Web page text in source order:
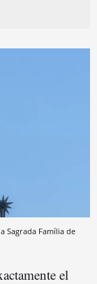
Sagrada Família de
el